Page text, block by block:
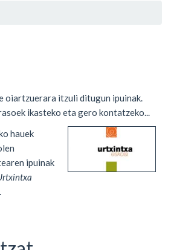
oiartzuerara itzuli ditugun ipuinak.
ikasteko eta gero kontatzeko...
hauek
ipuinak